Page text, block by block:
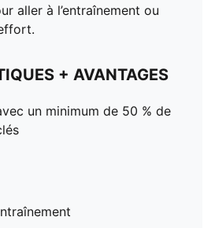
aller à l’entraînement ou
+ AVANTAGES
un minimum de 50 % de